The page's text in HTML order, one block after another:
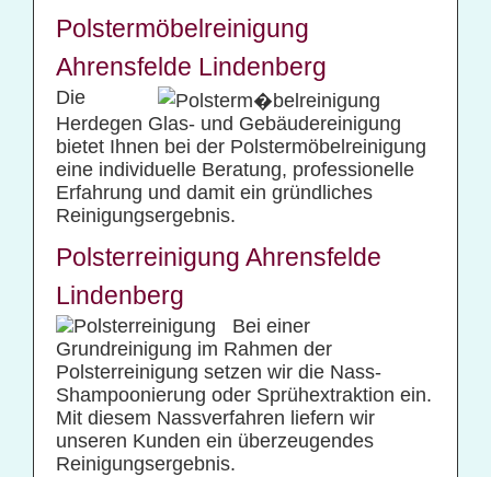
Polstermöbelreinigung
Ahrensfelde Lindenberg
Die
Herdegen Glas- und Gebäudereinigung
bietet Ihnen bei der Polstermöbelreinigung
eine individuelle Beratung, professionelle
Erfahrung und damit ein gründliches
Reinigungsergebnis.
Polsterreinigung Ahrensfelde
Lindenberg
Bei einer
Grundreinigung im Rahmen der
Polsterreinigung setzen wir die Nass-
Shampoonierung oder Sprühextraktion ein.
Mit diesem Nassverfahren liefern wir
unseren Kunden ein überzeugendes
Reinigungsergebnis.